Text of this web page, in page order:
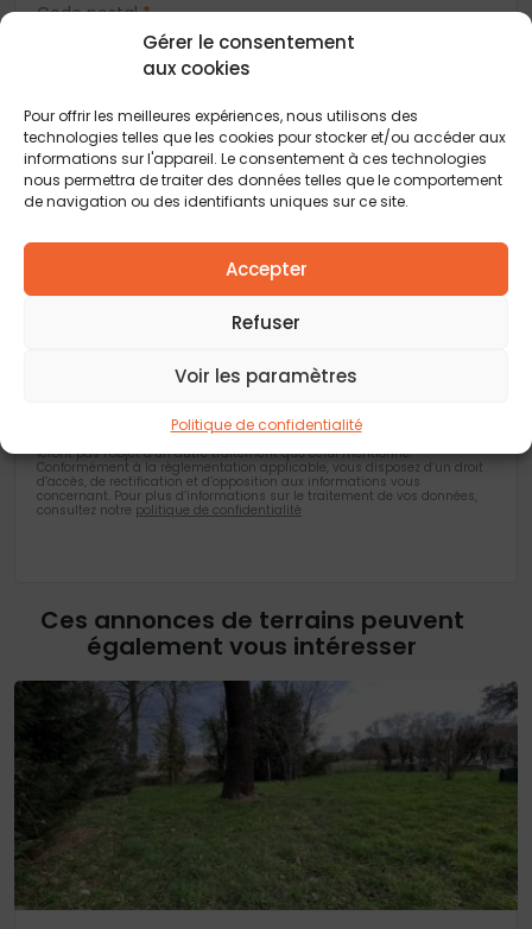
Gérer le consentement
aux cookies
Pour offrir les meilleures expériences, nous utilisons des
technologies telles que les cookies pour stocker et/ou accéder aux
informations sur l'appareil. Le consentement à ces technologies
nous permettra de traiter des données telles que le comportement
de navigation ou des identifiants uniques sur ce site.
Accepter
Refuser
Voir les paramètres
Politique de confidentialité
Code postal*
Vous acceptez de recevoir des offres concernant des biens
similaires de la part de Construction Horizontale
similaires de la part de nos partenaires
formulaire, font l’objet d’un traitement informatisé nécessaire au
traitement et à la gestion des relations commerciales. Ces données ne
feront pas l’objet d’un autre traitement que celui mentionné.
Conformément à la règlementation applicable, vous disposez d’un droit
d’accès, de rectification et d’opposition aux informations vous
concernant. Pour plus d’informations sur le traitement de vos données,
consultez notre politique de confidentialité
Ces annonces de terrains peuvent
également vous intéresser